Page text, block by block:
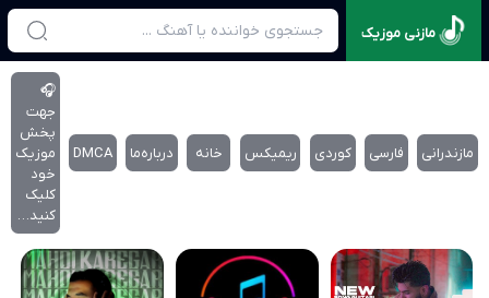
مازنی موزیک
مازندرانی فارسی کوردی ریمیکس خانه درباره‌‌ما DMCA
🎧
جهت
پخش
موزیک
خود
کلیک
کنید…